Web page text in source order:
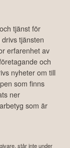
tjänst för
tjänsten
erfarenhet av
och
nyheter om till
som finns
ner
som är
står inte under